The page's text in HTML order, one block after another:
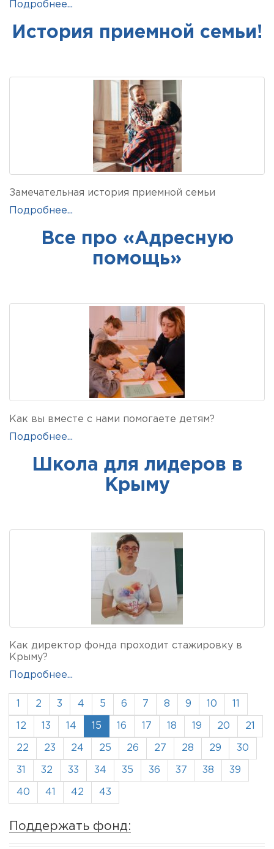
Подробнее...
История приемной семьи!
Замечательная история приемной семьи
Подробнее...
Все про «Адресную
помощь»
Как вы вместе с нами помогаете детям?
Подробнее...
Школа для лидеров в
Крыму
Как директор фонда проходит стажировку в
Крыму?
Подробнее...
2 3 4 5 6 7 8 9 10
12 13 14 15 16 17 18 19 20 21
22 23 24 25 26 27 28 29 30
31 32 33 34 35 36 37 38 39
40 41 42 43
Поддержать фонд: